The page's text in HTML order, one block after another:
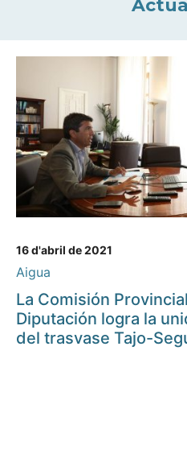
16 d'abril de 2021
Aigua
La Comisión
Diputación logra la
del trasvase Tajo-